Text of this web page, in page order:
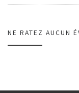
NE RATEZ AUCUN